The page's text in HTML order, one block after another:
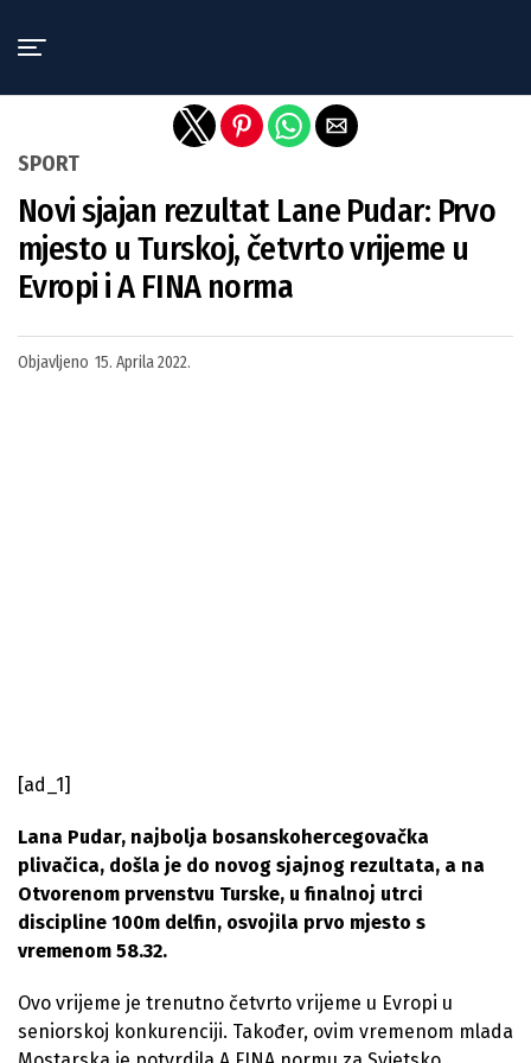
SPORT
Novi sjajan rezultat Lane Pudar: Prvo
mjesto u Turskoj, četvrto vrijeme u
Evropi i A FINA norma
Objavljeno 15. Aprila 2022.
[ad_1]
Lana Pudar, najbolja bosanskohercegovačka
plivačica, došla je do novog sjajnog rezultata, a na
Otvorenom prvenstvu Turske, u finalnoj utrci
discipline 100m delfin, osvojila prvo mjesto s
vremenom 58.32.
Ovo vrijeme je trenutno četvrto vrijeme u Evropi u
seniorskoj konkurenciji. Također, ovim vremenom mlada